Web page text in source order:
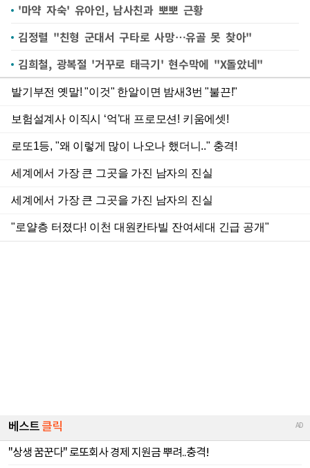
'마약 자숙' 유아인, 남사친과 뽀뽀 근황
김정렬 "친형 군대서 구타로 사망…유골 못 찾아"
김희철, 광복절 '거꾸로 태극기' 현수막에 "X돌았네"